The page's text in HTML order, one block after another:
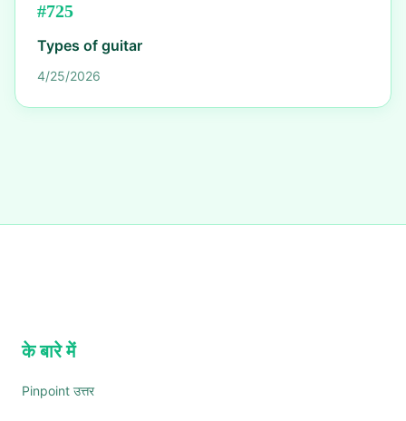
#725
Types of guitar
4/25/2026
के बारे में
Pinpoint उत्तर